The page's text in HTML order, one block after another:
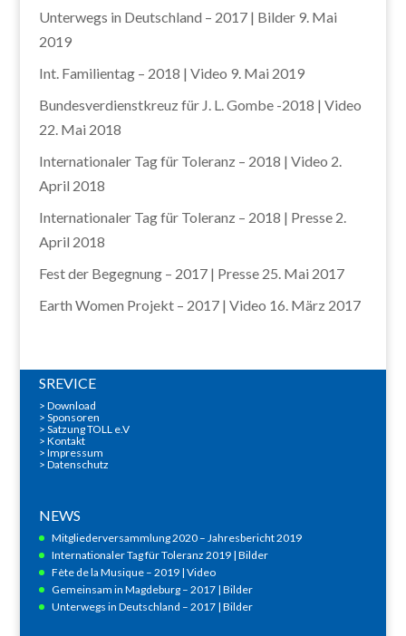
Unterwegs in Deutschland – 2017 | Bilder 9. Mai
2019
Int. Familientag – 2018 | Video 9. Mai 2019
Bundesverdienstkreuz für J. L. Gombe -2018 | Video
22. Mai 2018
Internationaler Tag für Toleranz – 2018 | Video 2.
April 2018
Internationaler Tag für Toleranz – 2018 | Presse 2.
April 2018
Fest der Begegnung – 2017 | Presse 25. Mai 2017
Earth Women Projekt – 2017 | Video 16. März 2017
SREVICE
> Download
> Sponsoren
> Satzung TOLL e.V
> Kontakt
> Impressum
> Datenschutz
NEWS
Mitgliederversammlung 2020 – Jahresbericht 2019
Internationaler Tag für Toleranz 2019 | Bilder
Fète de la Musique – 2019 | Video
Gemeinsam in Magdeburg – 2017 | Bilder
Unterwegs in Deutschland – 2017 | Bilder